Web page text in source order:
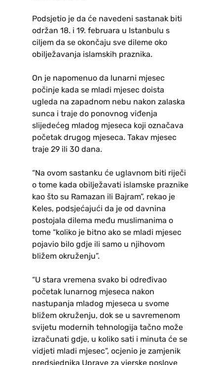
Podsjetio je da će navedeni sastanak biti
održan 18. i 19. februara u Istanbulu s
ciljem da se okončaju sve dileme oko
obilježavanja islamskih praznika.
On je napomenuo da lunarni mjesec
počinje kada se mladi mjesec doista
ugleda na zapadnom nebu nakon zalaska
sunca i traje do ponovnog viđenja
slijedećeg mladog mjeseca koji označava
početak drugog mjeseca. Takav mjesec
traje 29 ili 30 dana.
“Na ovom sastanku će uglavnom biti riječi
o tome kada obilježavati islamske praznike
kao što su Ramazan ili Bajram”, rekao je
Keles, podsjećajući da je od davnina
postojala dilema među muslimanima o
tome “koliko je bitno ako se mladi mjesec
pojavio bilo gdje ili samo u njihovom
bližem okruženju”.
“U stara vremena svako bi određivao
početak lunarnog mjeseca nakon
nastupanja mladog mjeseca u svome
bližem okruženju, dok se u savremenom
svijetu modernih tehnologija tačno može
izračunati gdje, u koliko sati i minuta će se
vidjeti mladi mjesec”, ocjenio je zamjenik
predsjednika Uprave za vjerske poslove